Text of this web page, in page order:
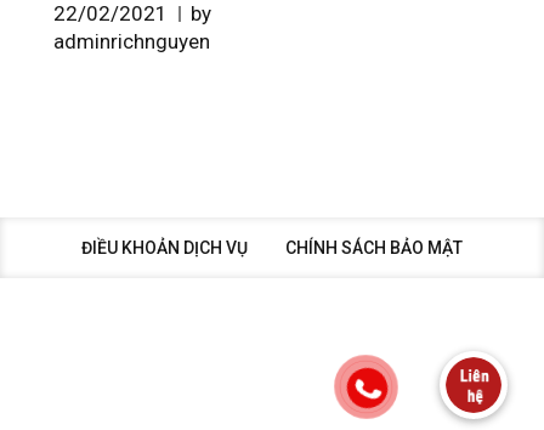
22/02/2021
by
adminrichnguyen
ĐIỀU KHOẢN DỊCH VỤ CHÍNH SÁCH BẢO MẬT